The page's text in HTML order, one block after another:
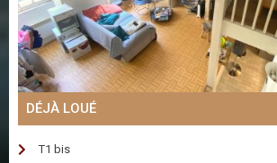
DÉJÀ LOUÉ
T1 bis